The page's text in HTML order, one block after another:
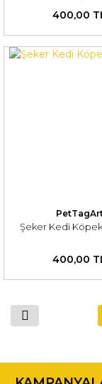
400,00
Şeker Kedi
400,00